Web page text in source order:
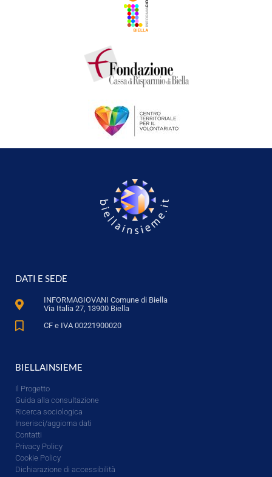
DATI E SEDE
INFORMAGIOVANI Comune di Biella
Via Italia 27, 13900 Biella
CF e IVA 00221900020
BIELLAINSIEME
Il Progetto
Guida alla consultazione
Ricerca sociologica
Inserisci/aggiorna dati
Contatti
Privacy Policy
Cookie Policy
Dichiarazione di accessibilità